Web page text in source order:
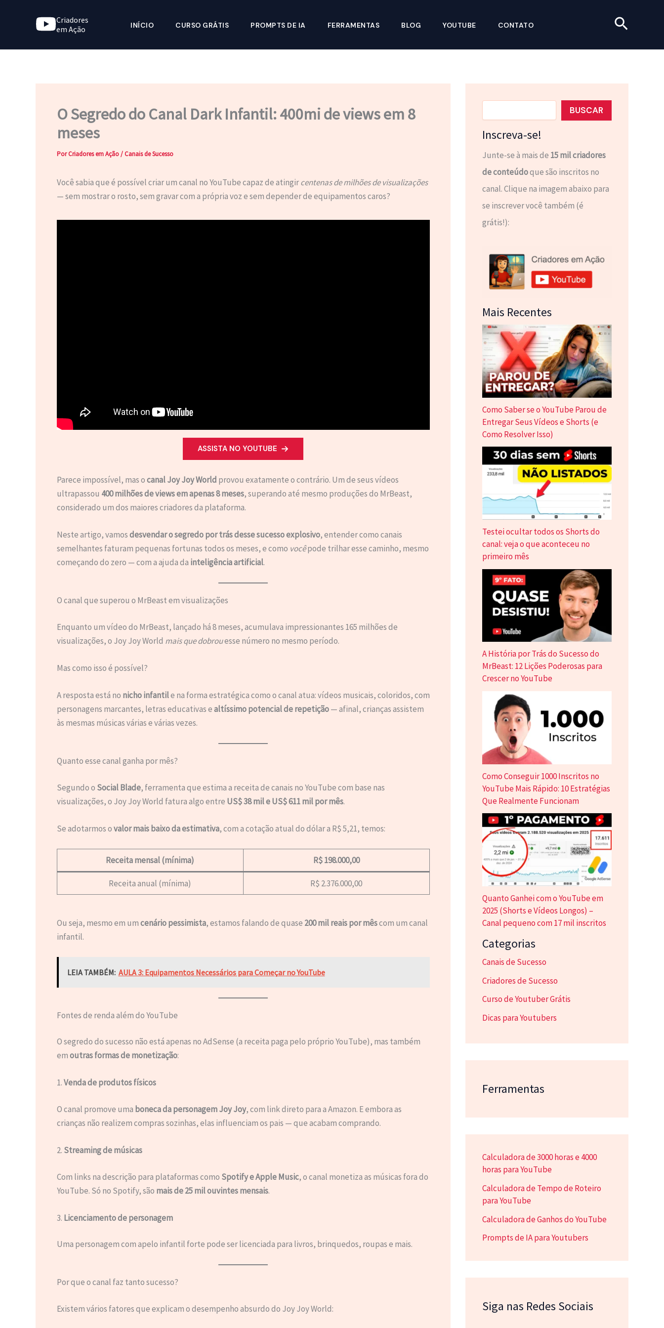
conteúdo
Criadores
em Ação
INÍCIO CURSO GRÁTIS PROMPTS DE IA FERRAMENTAS BLOG YOUTUBE CONTATO
O Segredo do Canal Dark Infantil: 400mi de views em 8
meses
PorCriadores em Ação/Canais de Sucesso
Você sabia que é possível criar um canal no YouTube capaz de atingircentenas de milhões de visualizações
— sem mostrar o rosto, sem gravar com a própria voz e sem depender de equipamentos caros?
ASSISTA NO YOUTUBE
Parece impossível, mas ocanal Joy Joy World provou exatamente o contrário. Um de seus vídeos
ultrapassou 400 milhões de views em apenas 8 meses, superando até mesmo produções do MrBeast,
considerado um dos maiores criadores da plataforma.
Neste artigo, vamosdesvendar o segredo por trás desse sucesso explosivo, entender como canais
semelhantes faturam pequenas fortunas todos os meses, e como vocêpode trilhar esse caminho, mesmo
começando do zero — com a ajuda da inteligência artificial.
O canal que superou o MrBeast em visualizações
Enquanto um vídeo do MrBeast, lançado há 8 meses, acumulava impressionantes 165 milhões de
visualizações, o Joy Joy World mais que dobrouesse número no mesmo período.
Mas como isso é possível?
A resposta está no nicho infantile na forma estratégica como o canal atua: vídeos musicais, coloridos, com
personagens marcantes, letras educativas ealtíssimo potencial de repetição— afinal, crianças assistem
às mesmas músicas várias e várias vezes.
Quanto esse canal ganha por mês?
Segundo o Social Blade, ferramenta que estima a receita de canais no YouTube com base nas
visualizações, o Joy Joy World fatura algo entre US$ 38 mil e US$ 611 mil por mês.
Se adotarmos ovalor mais baixo da estimativa, com a cotação atual do dólar a R$ 5,21, temos:
Receita mensal (mínima) R$ 198.000,00
Receita anual (mínima) R$ 2.376.000,00
Ou seja, mesmo em umcenário pessimista, estamos falando de quase 200 mil reais por mêscom um canal
infantil.
LEIA TAMBÉM: AULA 3: Equipamentos Necessários para Começar no YouTube
Fontes de renda além do YouTube
O segredo do sucesso não está apenas no AdSense (a receita paga pelo próprio YouTube), mas também
emoutras formas de monetização:
1.Venda de produtos físicos
O canal promove uma boneca da personagem Joy Joy, com link direto para a Amazon. E embora as
crianças não realizem compras sozinhas, elas influenciam os pais — que acabam comprando.
2. Streaming de músicas
Com links na descrição para plataformas como Spotify e Apple Music, o canal monetiza as músicas fora do
YouTube. Só no Spotify, são mais de 25 mil ouvintes mensais.
3. Licenciamento de personagem
Uma personagem com apelo infantil forte pode ser licenciada para livros, brinquedos, roupas e mais.
Por que o canal faz tanto sucesso?
Existem vários fatores que explicam o desempenho absurdo do Joy Joy World:
Pesquisar BUSCAR
Inscreva-se!
Junte-se à mais de 15 mil criadores
de conteúdoque são inscritos no
canal. Clique na imagem abaixo para
se inscrever você também (é
grátis!):
Mais Recentes
Como Saber se o YouTube Parou de
Entregar Seus Vídeos e Shorts (e
Como Resolver Isso)
Testei ocultar todos os Shorts do
canal: veja o que aconteceu no
primeiro mês
A História por Trás do Sucesso do
MrBeast: 12 Lições Poderosas para
Crescer no YouTube
Como Conseguir 1000 Inscritos no
YouTube Mais Rápido: 10 Estratégias
Que Realmente Funcionam
Quanto Ganhei com o YouTube em
2025 (Shorts e Vídeos Longos) –
Canal pequeno com 17 mil inscritos
Categorias
Canais de Sucesso
Criadores de Sucesso
Curso de Youtuber Grátis
Dicas para Youtubers
Ferramentas
Calculadora de 3000 horas e 4000
horas para YouTube
Calculadora de Tempo de Roteiro
para YouTube
Calculadora de Ganhos do YouTube
Prompts de IA para Youtubers
Siga nas Redes Sociais